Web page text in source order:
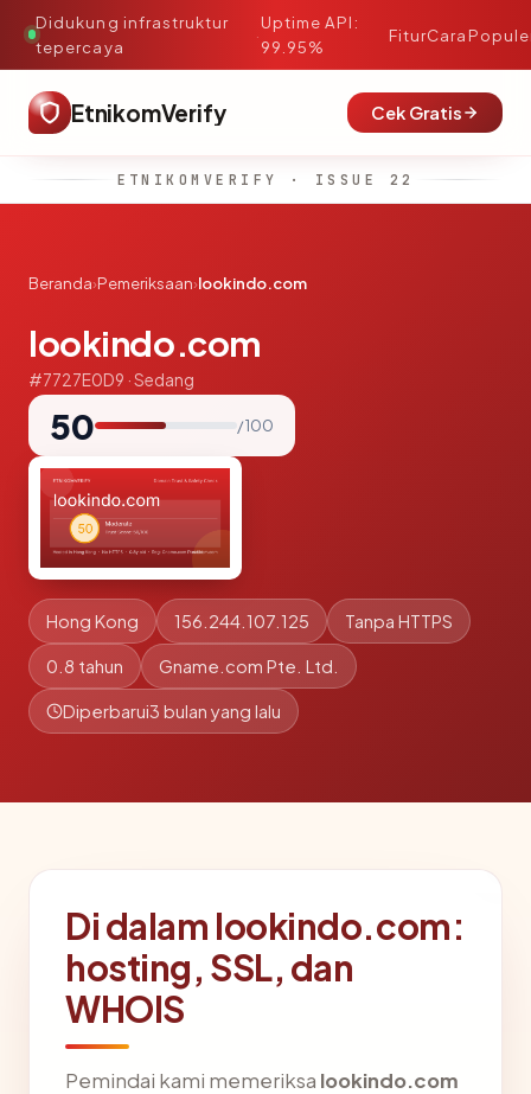
Didukung infrastruktur
tepercaya
·
Uptime API:
99.95%
FiturCara
EtnikomVerify Cek Gratis
ETNIKOMVERIFY · ISSUE 22
Beranda›Pemeriksaan›lookindo.com
lookindo.com
#7727E0D9 · Sedang
50 / 100
Hong Kong 156.244.107.125 Tanpa HTTPS
0.8 tahun Gname.com Pte. Ltd.
Diperbarui3 bulan yang lalu
Di dalam lookindo.com:
hosting, SSL, dan
WHOIS
Pemindai kami memeriksa lookindo.com